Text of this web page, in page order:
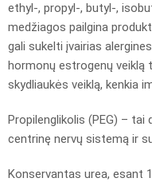
ethyl-, propyl-, butyl-,
medžiagos pailgina
gali sukelti įvairias
hormonų estrogenų veiklą
skydliaukės veiklą, kenkia
Propilenglikolis (PEG) – tai
centrinę nervų sistemą ir
Konservantas urea, esant